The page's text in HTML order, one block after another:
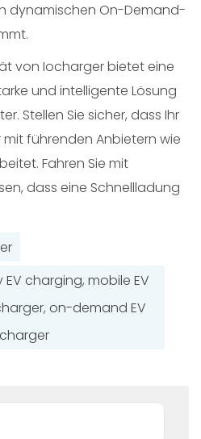
dynamischen On-Demand-
von Iocharger bietet eine
und intelligente Lösung
Stellen Sie sicher, dass Ihr
führenden Anbietern wie
Fahren Sie mit
dass eine Schnellladung
charging, mobile EV
, on-demand EV